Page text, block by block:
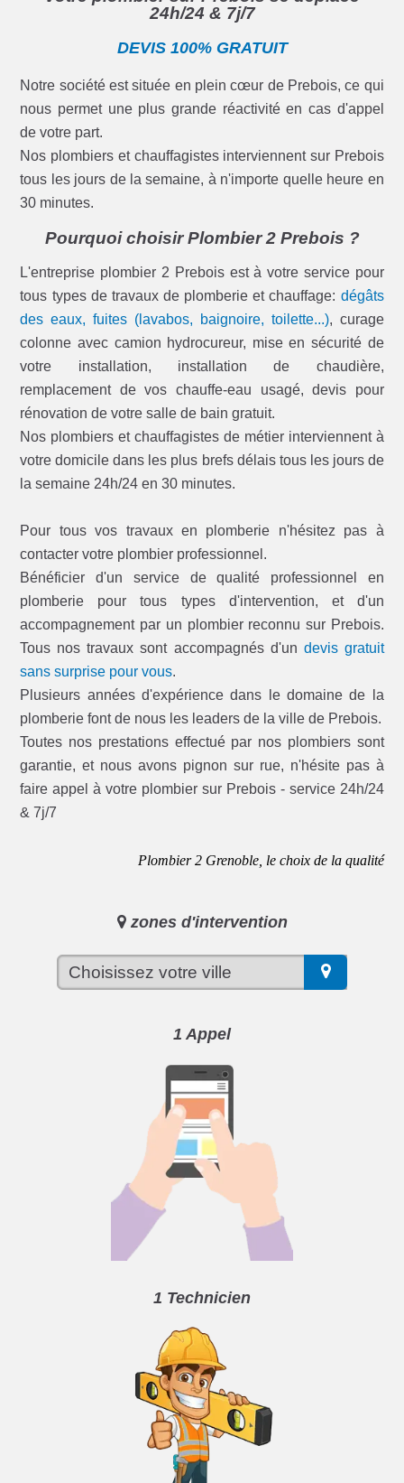
24h/24 & 7j/7
DEVIS 100% GRATUIT
Notre société est située en plein cœur de Prebois, ce qui
nous permet une plus grande réactivité en cas d'appel
de votre part.
Nos plombiers et chauffagistes interviennent sur Prebois
tous les jours de la semaine, à n'importe quelle heure en
30 minutes.
Pourquoi choisir Plombier 2 Prebois ?
L'entreprise plombier 2 Prebois est à votre service pour
tous types de travaux de plomberie et chauffage: dégâts
des eaux, fuites (lavabos, baignoire, toilette...), curage
colonne avec camion hydrocureur, mise en sécurité de
votre installation, installation de chaudière,
remplacement de vos chauffe-eau usagé, devis pour
rénovation de votre salle de bain gratuit.
Nos plombiers et chauffagistes de métier interviennent à
votre domicile dans les plus brefs délais tous les jours de
la semaine 24h/24 en 30 minutes.
Pour tous vos travaux en plomberie n'hésitez pas à
contacter votre plombier professionnel.
Bénéficier d'un service de qualité professionnel en
plomberie pour tous types d'intervention, et d'un
accompagnement par un plombier reconnu sur Prebois.
Tous nos travaux sont accompagnés d'un devis gratuit
sans surprise pour vous.
Plusieurs années d'expérience dans le domaine de la
plomberie font de nous les leaders de la ville de Prebois.
Toutes nos prestations effectué par nos plombiers sont
garantie, et nous avons pignon sur rue, n'hésite pas à
faire appel à votre plombier sur Prebois - service 24h/24
& 7j/7
Plombier 2 Grenoble, le choix de la qualité
zones d'intervention
1 Appel
1 Technicien